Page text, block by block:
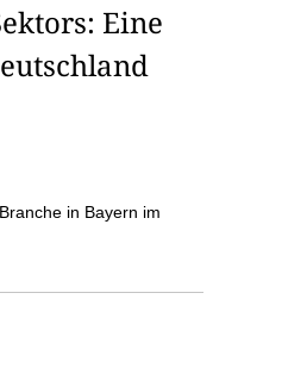
Eine
in Bayern im